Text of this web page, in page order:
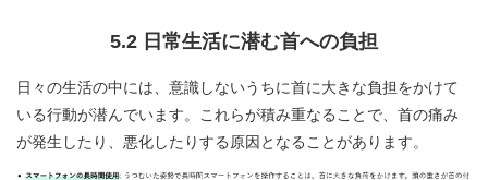
5.2 日常生活に潜む首への負担
日々の生活の中には、意識しないうちに首に大きな負担をかけて
いる行動が潜んでいます。これらが積み重なることで、首の痛み
が発生したり、悪化したりする原因となることがあります。